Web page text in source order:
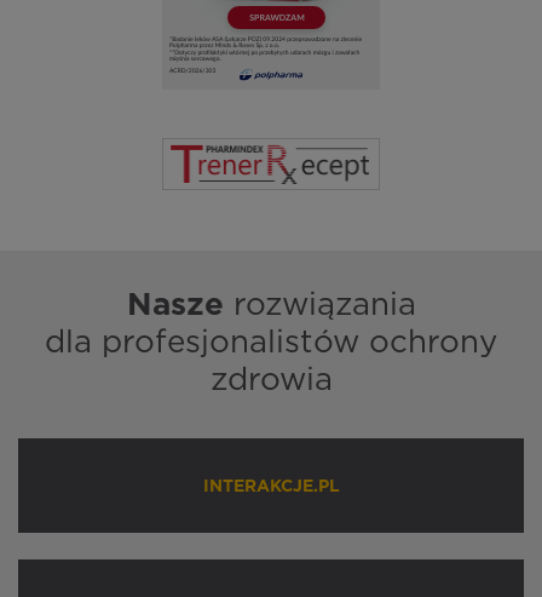
Nasze rozwiązania
dla profesjonalistów ochrony
zdrowia
INTERAKCJE.PL